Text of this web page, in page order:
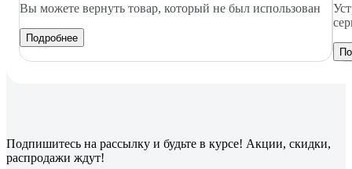
Вы можете вернуть товар, который не был использован
Подробнее
Подпишитесь на рассылку и будьте в курсе! Акции, скидки,
распродажи ждут!